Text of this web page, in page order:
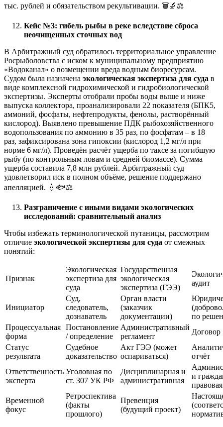
тыс. рублей и обязательством рекультивации. 🗑️🔬⚖️
Кейс №3: гибель рыбы в реке вследствие сброса
неочищенных сточных вод
В Арбитражный суд обратилось территориальное управление
Росрыболовства с иском к муниципальному предприятию
«Водоканал» о возмещении вреда водным биоресурсам.
Судом была назначена экологическая экспертиза для суда в
виде комплексной гидрохимической и гидробиологической
экспертизы. Эксперты отобрали пробы воды выше и ниже
выпуска коллектора, проанализировали 22 показателя (БПК5,
аммоний, фосфаты, нефтепродукты, фенолы, растворённый
кислород). Выявлено превышение ПДК рыбохозяйственного
водопользования по аммонию в 35 раз, по фосфатам – в 18
раз, зафиксирована зона гипоксии (кислород 1,2 мг/л при
норме 6 мг/л). Проведён расчёт ущерба по таксе за погибшую
рыбу (по контрольным ловам и средней биомассе). Сумма
ущерба составила 7,8 млн рублей. Арбитражный суд
удовлетворил иск в полном объёме, решение поддержано
апелляцией. 💧🐟⚖️
Разграничение с иными видами экологических
исследований: сравнительный анализ
Чтобы избежать терминологической путаницы, рассмотрим
отличие экологической экспертизы для суда от смежных
понятий:
Признак
Экологическая
экспертиза для
суда
Государственная
экологическая
экспертиза (ГЭЭ)
аудит
Инициатор
Суд,
следователь,
дознаватель
Орган власти
(заказчик
документации)
по
Процессуальная
форма
Постановление
/ определение
Административный
регламент
Договор
Статус
результата
Судебное
доказательство
Акт ГЭЭ (может
оспариваться)
отчёт
Ответственность
эксперта
Уголовная по
ст. 307 УК РФ
Дисциплинарная и
административная
и
правовая
Временной
фокус
Ретроспектива
(факты
прошлого)
Превенция
(будущий проект)